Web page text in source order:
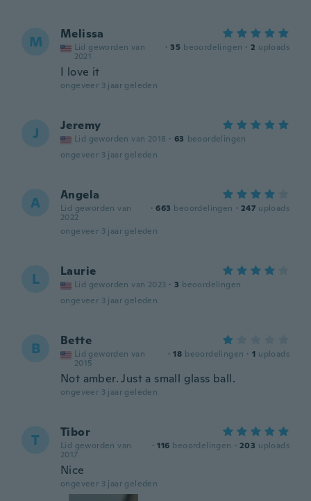
M Melissa
Lid geworden van
2021
· 35 beoordelingen · 2 uploads
I love it
ongeveer 3 jaar geleden
J Jeremy
Lid geworden van 2018 · 63 beoordelingen
ongeveer 3 jaar geleden
A Angela
Lid geworden van
2022
· 663 beoordelingen · 247 uploads
ongeveer 3 jaar geleden
L Laurie
Lid geworden van 2023 · 3 beoordelingen
ongeveer 3 jaar geleden
B Bette
Lid geworden van
2015
· 18 beoordelingen · 1 uploads
Not amber. Just a small glass ball.
ongeveer 3 jaar geleden
T Tibor
Lid geworden van
2017
· 116 beoordelingen · 203 uploads
Nice
ongeveer 3 jaar geleden